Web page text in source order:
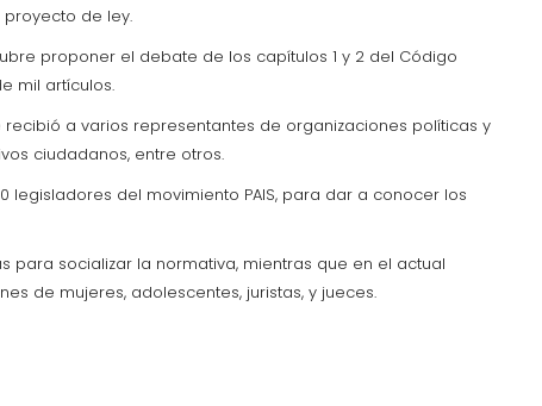
proyecto de ley.
proponer el debate de los capítulos 1 y 2 del Código
mil artículos.
a varios representantes de organizaciones políticas y
ciudadanos, entre otros.
del movimiento PAIS, para dar a conocer los
para socializar la normativa, mientras que en el actual
de mujeres, adolescentes, juristas, y jueces.